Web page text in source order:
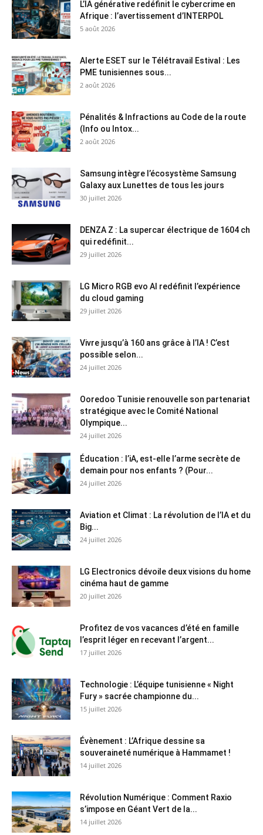
L’IA générative redéfinit le cybercrime en
Afrique : l’avertissement d’INTERPOL
5 août 2026
Alerte ESET sur le Télétravail Estival : Les
PME tunisiennes sous...
2 août 2026
Pénalités & Infractions au Code de la route
(Info ou Intox...
2 août 2026
Samsung intègre l’écosystème Samsung
Galaxy aux Lunettes de tous les jours
30 juillet 2026
DENZA Z : La supercar électrique de 1604 ch
qui redéfinit...
29 juillet 2026
LG Micro RGB evo AI redéfinit l’expérience
du cloud gaming
29 juillet 2026
Vivre jusqu’à 160 ans grâce à l’IA ! C’est
possible selon...
24 juillet 2026
Ooredoo Tunisie renouvelle son partenariat
stratégique avec le Comité National
Olympique...
24 juillet 2026
Éducation : l’iA, est-elle l’arme secrète de
demain pour nos enfants ? (Pour...
24 juillet 2026
Aviation et Climat : La révolution de l’IA et du
Big...
24 juillet 2026
LG Electronics dévoile deux visions du home
cinéma haut de gamme
20 juillet 2026
Profitez de vos vacances d’été en famille
l’esprit léger en recevant l’argent...
17 juillet 2026
Technologie : L’équipe tunisienne « Night
Fury » sacrée championne du...
15 juillet 2026
Évènement : L’Afrique dessine sa
souveraineté numérique à Hammamet !
14 juillet 2026
Révolution Numérique : Comment Raxio
s’impose en Géant Vert de la...
14 juillet 2026